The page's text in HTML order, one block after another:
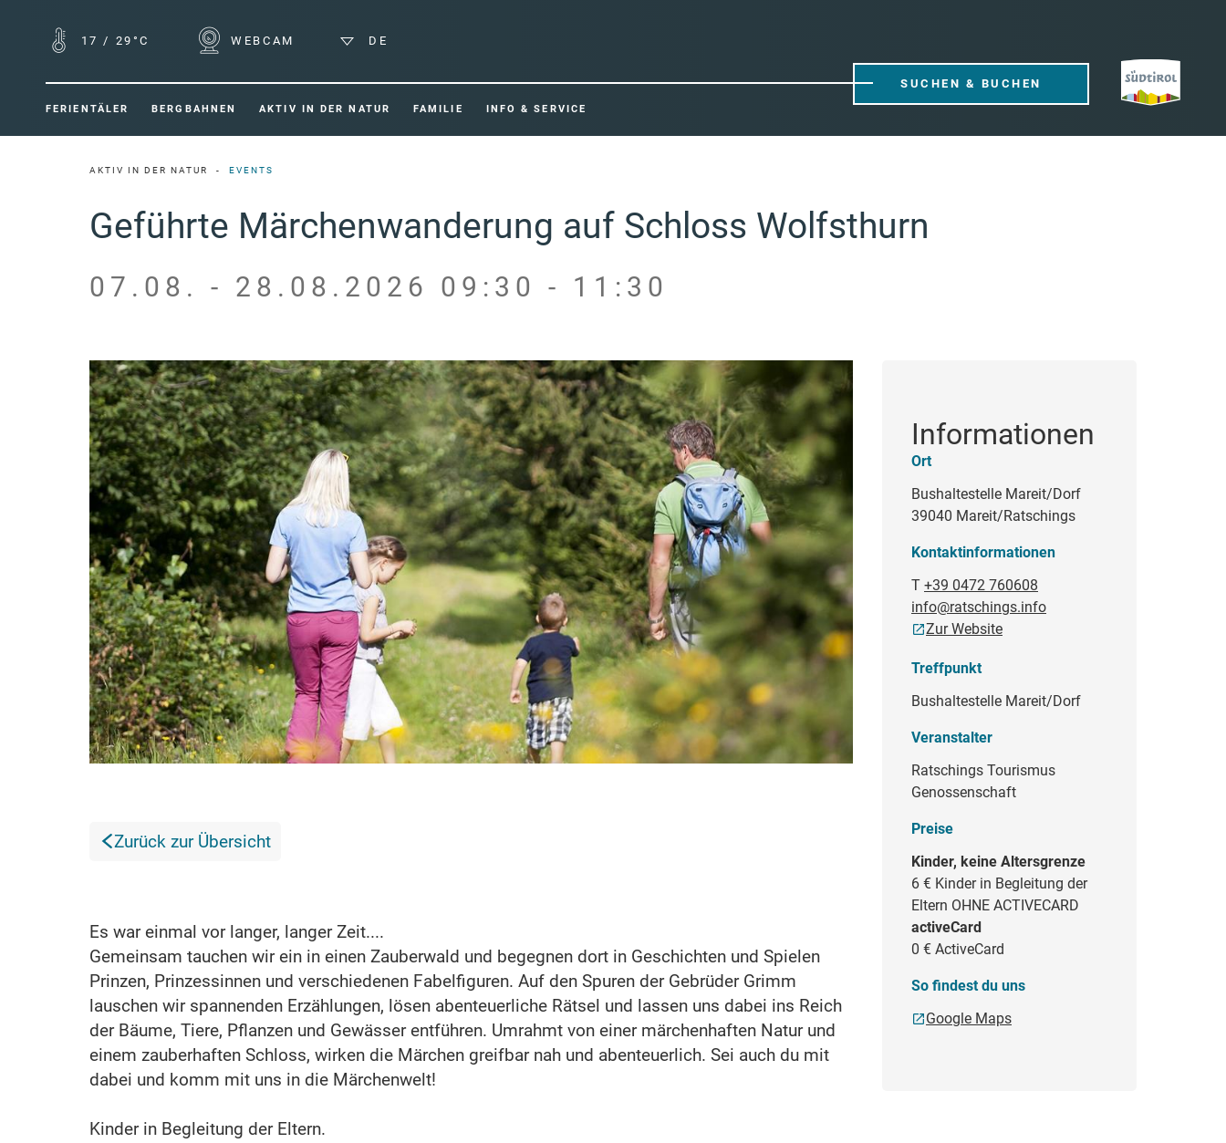
17 / 29°C WEBCAM DE
FERIENTÄLER BERGBAHNEN AKTIV IN DER NATUR FAMILIE INFO & SERVICE
SUCHEN & BUCHEN
AKTIV IN DER NATUR EVENTS
Geführte Märchenwanderung auf Schloss Wolfsthurn
07.08. - 28.08.2026 09:30 - 11:30
Zurück zur Übersicht
Es war einmal vor langer, langer Zeit....
Gemeinsam tauchen wir ein in einen Zauberwald und begegnen dort in Geschichten und Spielen
Prinzen, Prinzessinnen und verschiedenen Fabelfiguren. Auf den Spuren der Gebrüder Grimm
lauschen wir spannenden Erzählungen, lösen abenteuerliche Rätsel und lassen uns dabei ins Reich
der Bäume, Tiere, Pflanzen und Gewässer entführen. Umrahmt von einer märchenhaften Natur und
einem zauberhaften Schloss, wirken die Märchen greifbar nah und abenteuerlich. Sei auch du mit
dabei und komm mit uns in die Märchenwelt!
Kinder in Begleitung der Eltern.
Informationen
Ort
Bushaltestelle Mareit/Dorf
39040 Mareit/Ratschings
Kontaktinformationen
T +39 0472 760608
info@ratschings.info
Zur Website
Treffpunkt
Bushaltestelle Mareit/Dorf
Veranstalter
Ratschings Tourismus
Genossenschaft
Preise
Kinder, keine Altersgrenze
6 € Kinder in Begleitung der
Eltern OHNE ACTIVECARD
activeCard
0 € ActiveCard
So findest du uns
Google Maps